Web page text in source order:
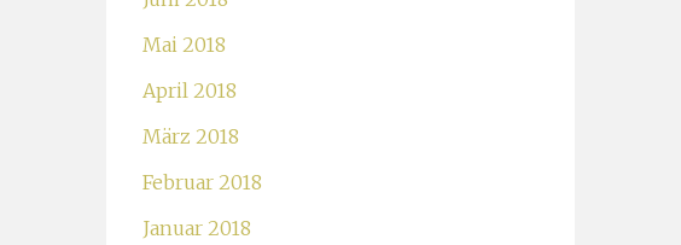
Mai 2018
April 2018
März 2018
Februar 2018
Januar 2018